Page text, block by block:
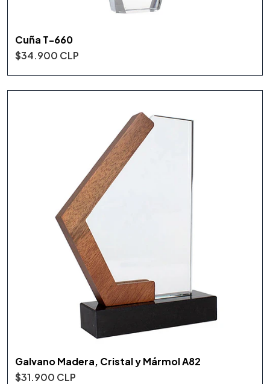
Cuña T-660
$34.900 CLP
Galvano Madera, Cristal y Mármol A82
$31.900 CLP